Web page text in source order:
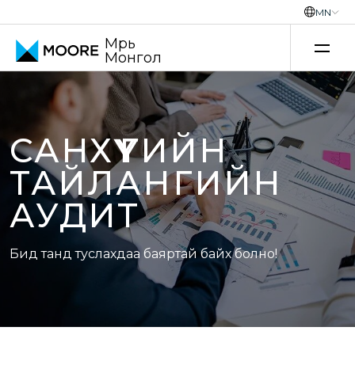
Үнэ шилжилтийн зөвлөх үйлчилгээ
MN
Мүүрь
Монгол
САНХҮҮГИЙН
ТАЙЛАНГИЙН
АУДИТ
Бид танд туслахдаа баяртай байх болно!